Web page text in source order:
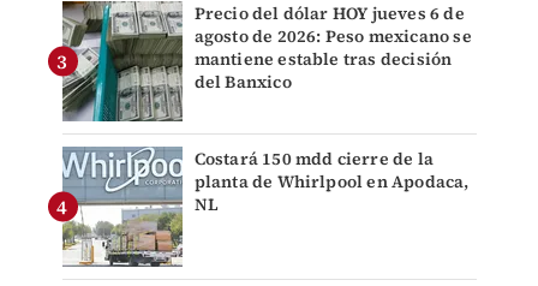
Precio del dólar HOY jueves 6 de
agosto de 2026: Peso mexicano se
mantiene estable tras decisión
del Banxico
Costará 150 mdd cierre de la
planta de Whirlpool en Apodaca,
NL